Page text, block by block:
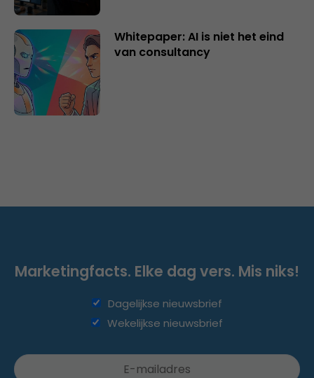
Whitepaper: AI is niet het eind
van consultancy
Marketingfacts. Elke dag vers. Mis niks!
Dagelijkse nieuwsbrief
Wekelijkse nieuwsbrief